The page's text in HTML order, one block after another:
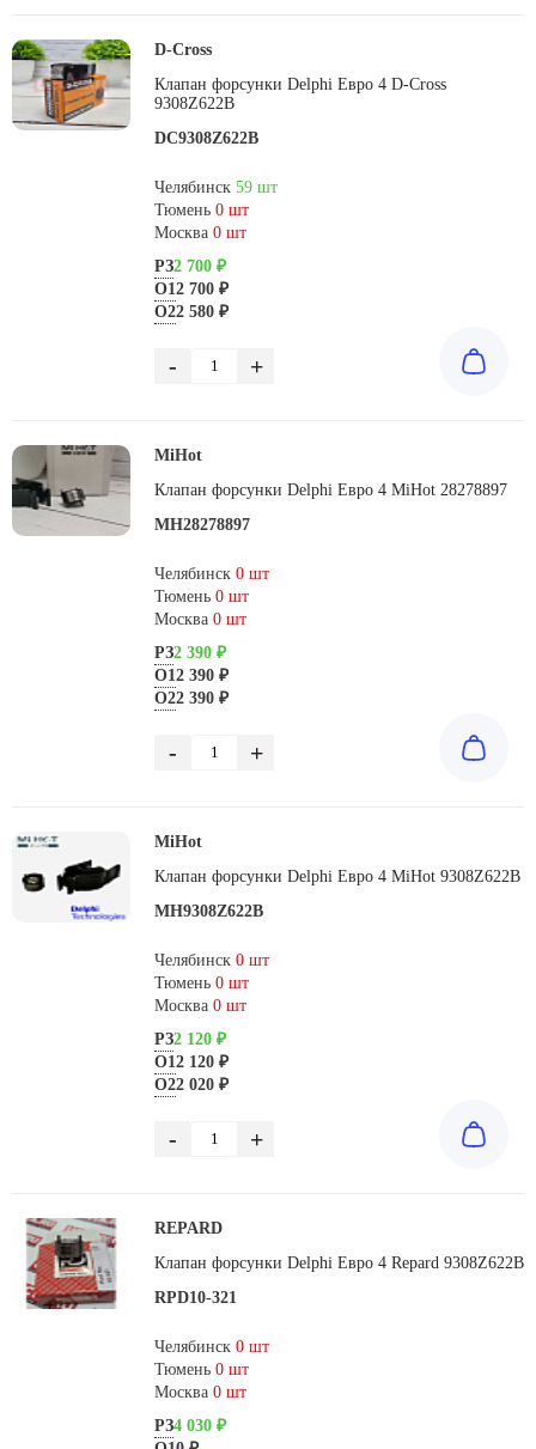
D-Cross
Клапан форсунки Delphi Евро 4 D-Cross
9308Z622B
DC9308Z622B
Челябинск 59 шт
Тюмень 0 шт
Москва 0 шт
РЗ2 700 ₽
О12 700 ₽
О22 580 ₽
- +
MiHot
Клапан форсунки Delphi Евро 4 MiHot 28278897
MH28278897
Челябинск 0 шт
Тюмень 0 шт
Москва 0 шт
РЗ2 390 ₽
О12 390 ₽
О22 390 ₽
- +
MiHot
Клапан форсунки Delphi Евро 4 MiHot 9308Z622B
MH9308Z622B
Челябинск 0 шт
Тюмень 0 шт
Москва 0 шт
РЗ2 120 ₽
О12 120 ₽
О22 020 ₽
- +
REPARD
Клапан форсунки Delphi Евро 4 Repard 9308Z622B
RPD10-321
Челябинск 0 шт
Тюмень 0 шт
Москва 0 шт
РЗ4 030 ₽